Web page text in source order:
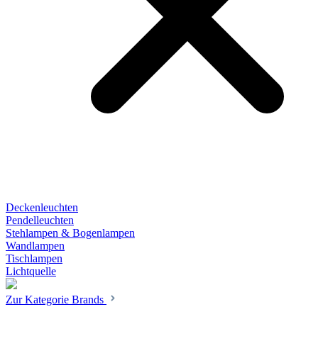
Deckenleuchten
Pendelleuchten
Stehlampen & Bogenlampen
Wandlampen
Tischlampen
Lichtquelle
Zur Kategorie Brands